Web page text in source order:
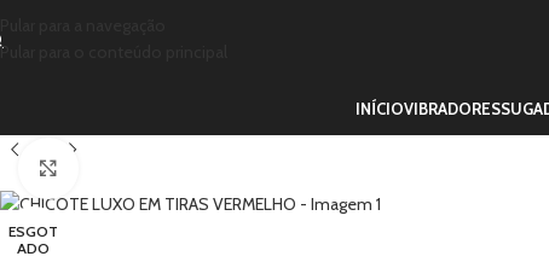
Pular para o conteúdo principal
INÍCIOVIBRADORES
ESGOT
ADO